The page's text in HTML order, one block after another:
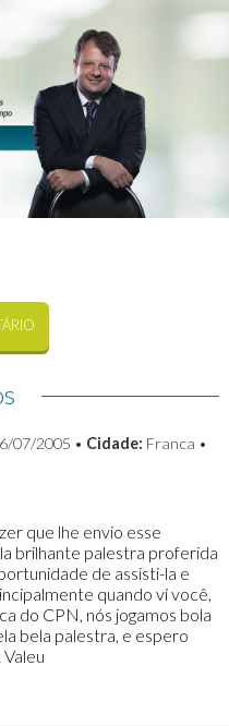
07/2005 • Cidade: Franca •
que lhe envio esse
brilhante palestra proferida
de assisti-la e
quando ví você,
do CPN, nós jogamos bola
bela palestra, e espero